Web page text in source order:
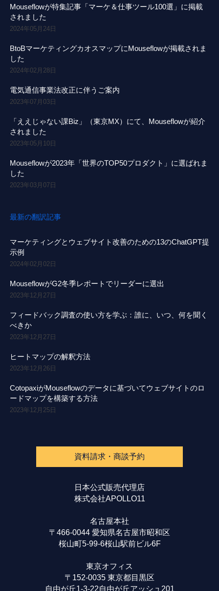
Mouseflowが特集記事「マーケ＆仕事ツール100選」に掲載
されました
2024年05月24日
BtoBマーケティングカオスマップにMouseflowが掲載されま
した
2024年02月28日
電気通信事業法改正に伴うご案内
2023年07月03日
「ええじゃない課Biz」（東京MX）にて、Mouseflowが紹介
されました
2023年05月10日
Mouseflowが2023年「世界のTOP50プロダクト」に選ばれま
した
2023年03月07日
最新の翻訳記事
マーケティングとウェブサイト改善のための13のChatGPT提
示例
2024年02月02日
MouseflowがG2冬季レポートでリーダーに選出
2023年12月27日
フィードバック調査の使い方を学ぶ：誰に、いつ、何を聞く
べきか
2023年12月27日
ヒートマップの解釈方法
2023年12月26日
CotopaxiがMouseflowのデータに基づいてウェブサイトのロ
ードマップを構築する方法
2023年12月25日
資料請求・商談予約
日本公式販売代理店
株式会社APOLLO11
名古屋本社
〒466-0044 愛知県名古屋市昭和区
桜山町5-99-6桜山駅前ビル6F
東京オフィス
〒152-0035 東京都目黒区
自由が丘1-3-22自由が丘アッシュ201